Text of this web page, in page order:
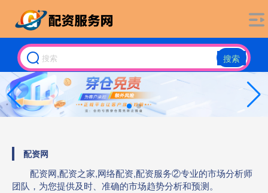
搜索
配资网
配资网,配资之家,网络配资,配资服务②专业的市场分析师
团队，为您提供及时、准确的市场趋势分析和预测。